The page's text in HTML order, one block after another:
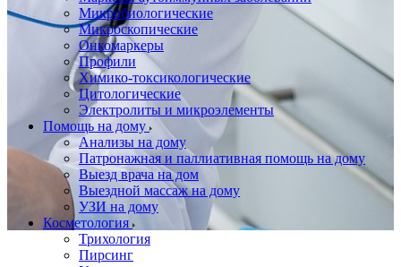
Микробиологические
Микроскопические
Онкомаркеры
Профили
Химико-токсикологические
Цитологические
Электролиты и микроэлементы
Помощь на дому
Анализы на дому
Патронажная и паллиативная помощь на дому
Выезд врача на дом
Выездной массаж на дому
УЗИ на дому
Косметология
Трихология
Пирсинг